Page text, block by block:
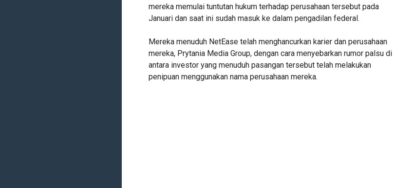
mereka memulai tuntutan hukum terhadap perusahaan tersebut pada
Januari dan saat ini sudah masuk ke dalam pengadilan federal.
Mereka menuduh NetEase telah menghancurkan karier dan perusahaan
mereka, Prytania Media Group, dengan cara menyebarkan rumor palsu di
antara investor yang menuduh pasangan tersebut telah melakukan
penipuan menggunakan nama perusahaan mereka.